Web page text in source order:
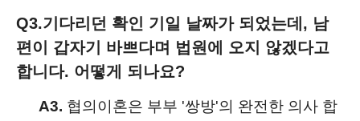
Q3.기다리던 확인 기일 날짜가 되었는데, 남
편이 갑자기 바쁘다며 법원에 오지 않겠다고
합니다. 어떻게 되나요?
A3. 협의이혼은 부부 '쌍방'의 완전한 의사 합